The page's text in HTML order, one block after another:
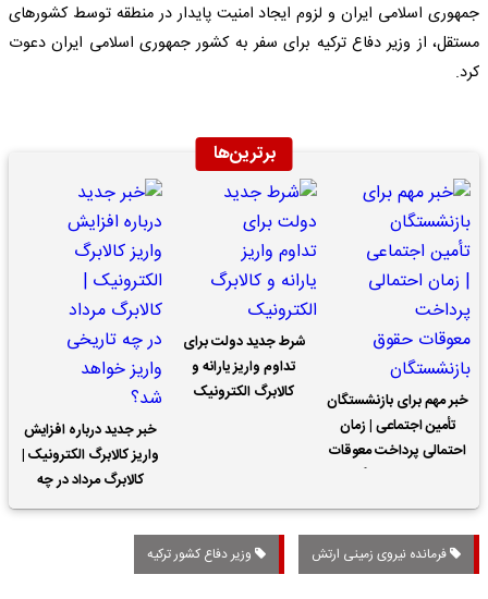
جمهوری اسلامی ایران و لزوم ایجاد امنیت پایدار در منطقه توسط کشورهای
مستقل، از وزیر دفاع ترکیه برای سفر به کشور جمهوری اسلامی ایران دعوت
کرد.
برترین‌ها
خبر مهم برای بازنشستگان
تأمین اجتماعی | زمان
احتمالی پرداخت معوقات
شرط جدید دولت برای
تداوم واریز یارانه و
کالابرگ الکترونیک
خبر جدید درباره افزایش
واریز کالابرگ الکترونیک |
کالابرگ مرداد در چه
تاریخی واریز خواهد شد؟
فرمانده نیروی زمینی ارتش وزیر دفاع کشور ترکیه